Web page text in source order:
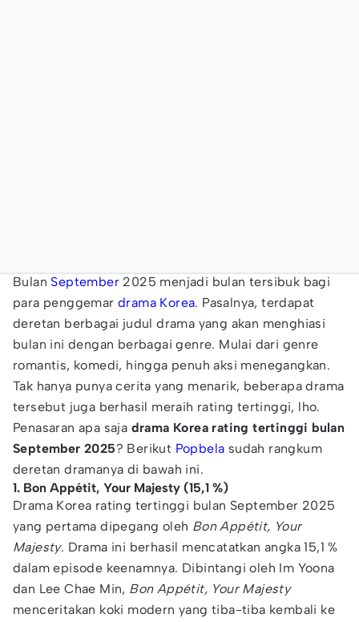
Bulan September 2025 menjadi bulan tersibuk bagi
para penggemardrama Korea. Pasalnya, terdapat
deretan berbagai judul drama yang akan menghiasi
bulan ini dengan berbagai genre. Mulai dari genre
romantis, komedi, hingga penuh aksi menegangkan.
Tak hanya punya cerita yang menarik, beberapa drama
tersebut juga berhasil meraih rating tertinggi, lho.
Penasaran apa saja drama Korea rating tertinggi bulan
September 2025? Berikut Popbela sudah rangkum
deretan dramanya di bawah ini.
1. Bon Appétit, Your Majesty (15,1 %)
Drama Korea rating tertinggi bulan September 2025
yang pertama dipegang oleh Bon Appétit, Your
Majesty. Drama ini berhasil mencatatkan angka 15,1 %
dalam episode keenamnya. Dibintangi oleh Im Yoona
dan Lee Chae Min, Bon Appétit, Your Majesty
menceritakan koki modern yang tiba-tiba kembali ke